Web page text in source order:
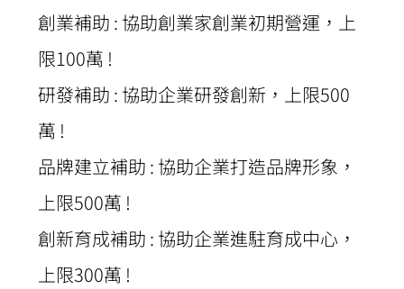
創業補助 : 協助創業家創業初期營運，上
限100萬 !
研發補助 : 協助企業研發創新，上限500
萬 !
品牌建立補助 : 協助企業打造品牌形象，
上限500萬 !
創新育成補助 : 協助企業進駐育成中心，
上限300萬 !